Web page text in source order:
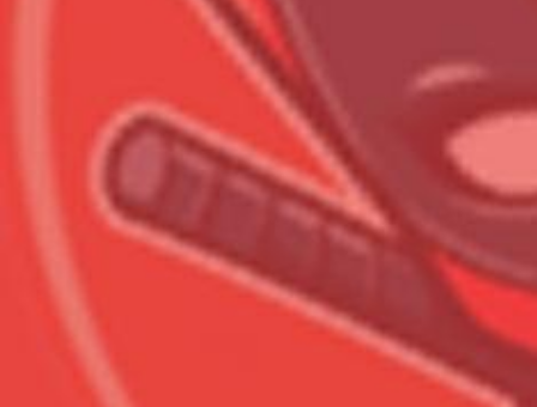
Всего позиций в корзине
Всего товара в корзине
Сумма к оплате (без